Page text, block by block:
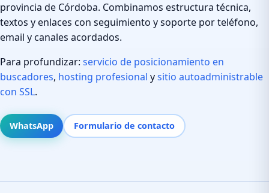
provincia de Córdoba. Combinamos estructura técnica,
textos y enlaces con seguimiento y soporte por teléfono,
email y canales acordados.
Para profundizar: servicio de posicionamiento en
buscadores, hosting profesional ysitio autoadministrable
con SSL.
WhatsApp Formulario de contacto